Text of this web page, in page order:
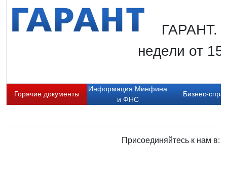
ГАРАНТ.
недели от
Горячие документы
Информация Минфина
и ФНС
Бизнес-
Присоединяйтесь к нам в: